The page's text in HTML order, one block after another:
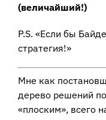
(величайший!)
P.S. «Если бы
стратегия!»
Мне как
дерево решений
«плоским», всего